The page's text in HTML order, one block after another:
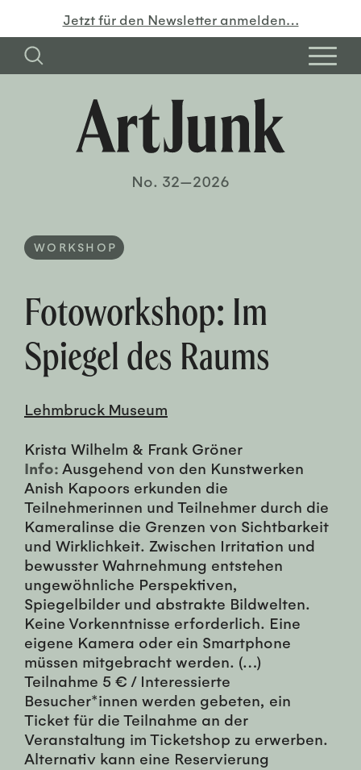
Jetzt für den Newsletter anmelden…
No. 32—2026
WORKSHOP
Fotoworkshop: Im
Spiegel des Raums
Lehmbruck Museum
Krista Wilhelm & Frank Gröner
Info: Ausgehend von den Kunstwerken
Anish Kapoors erkunden die
Teilnehmerinnen und Teilnehmer durch die
Kameralinse die Grenzen von Sichtbarkeit
und Wirklichkeit. Zwischen Irritation und
bewusster Wahrnehmung entstehen
ungewöhnliche Perspektiven,
Spiegelbilder und abstrakte Bildwelten.
Keine Vorkenntnisse erforderlich. Eine
eigene Kamera oder ein Smartphone
müssen mitgebracht werden. (…)
Teilnahme 5 € / Interessierte
Besucher*innen werden gebeten, ein
Ticket für die Teilnahme an der
Veranstaltung im Ticketshop zu erwerben.
Alternativ kann eine Reservierung